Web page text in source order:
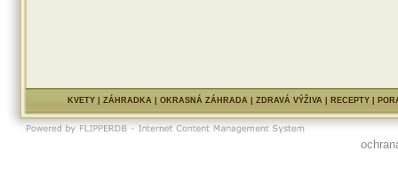
KVETY| ZÁHRADKA| OKRASNÁ ZÁHRADA| ZDRAVÁ VÝŽIVA| RECEPTY|